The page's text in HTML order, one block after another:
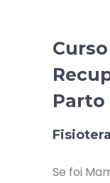
Parto
Se foi